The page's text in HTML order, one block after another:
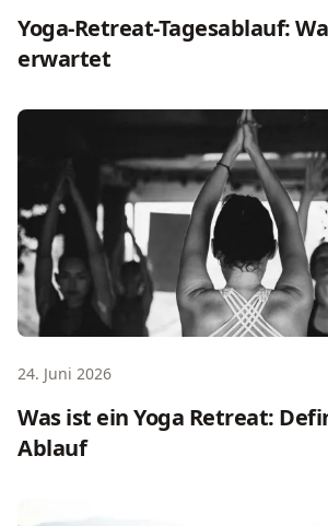
Yoga-Retreat-Tagesablauf:
erwartet
Was ist ein Yoga Retreat: Definition
24. Juni 2026
Was ist ein Yoga Retreat:
Ablauf